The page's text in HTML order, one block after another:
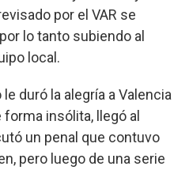
por el VAR se
lo tanto subiendo al
local.
duró la alegría a Valencia
forma insólita, llegó al
un penal que contuvo
pero luego de una serie